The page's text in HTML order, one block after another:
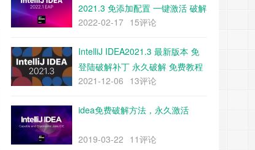
2021.3 免添加配置 一键激活 破解
教程 附带下载工具
2022-02-17 15评论
IntelliJ IDEA2021.3 最新版本 免
登陆破解补丁 永久破解 免费教程
（附带补丁下载）
2021-12-06 13评论
idea免费破解方法，永久激活
2019-03-22 11评论